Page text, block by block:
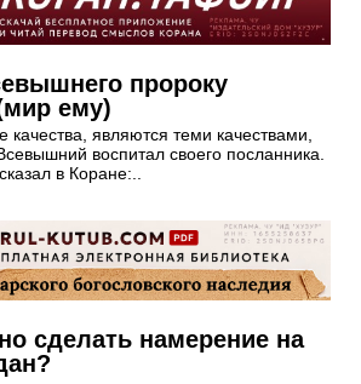
пророку
ему)
качества, являются теми качествами,
воспитал своего посланника.
в Коране:..
сделать намерение на